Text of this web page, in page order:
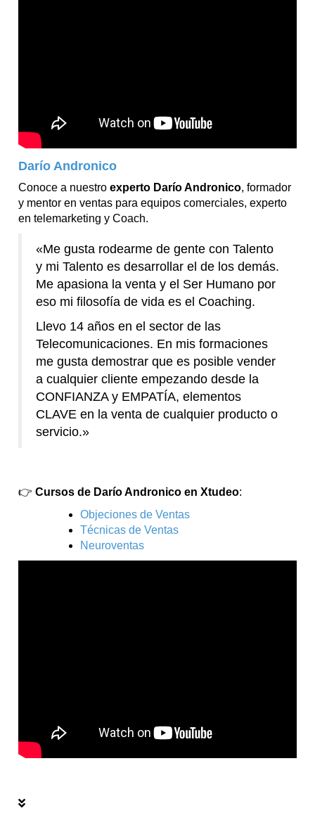
Darío Andronico
Conoce a nuestroexperto Darío Andronico, formador
y mentor en ventas para equipos comerciales, experto
en telemarketing y Coach.
«Me gusta rodearme de gente con Talento
y mi Talento es desarrollar el de los demás.
Me apasiona la venta y el Ser Humano por
eso mi filosofía de vida es el Coaching.
Llevo 14 años en el sector de las
Telecomunicaciones. En mis formaciones
me gusta demostrar que es posible vender
a cualquier cliente empezando desde la
CONFIANZA y EMPATÍA, elementos
CLAVE en la venta de cualquier producto o
servicio.»
👉Cursos de Darío Andronico en Xtudeo:
Objeciones de Ventas
Técnicas de Ventas
Neuroventas